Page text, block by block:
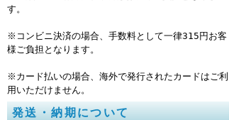
す。
※コンビニ決済の場合、手数料として一律315円お客
様ご負担となります。
※カード払いの場合、海外で発行されたカードはご利
用いただけません。
発送・納期について